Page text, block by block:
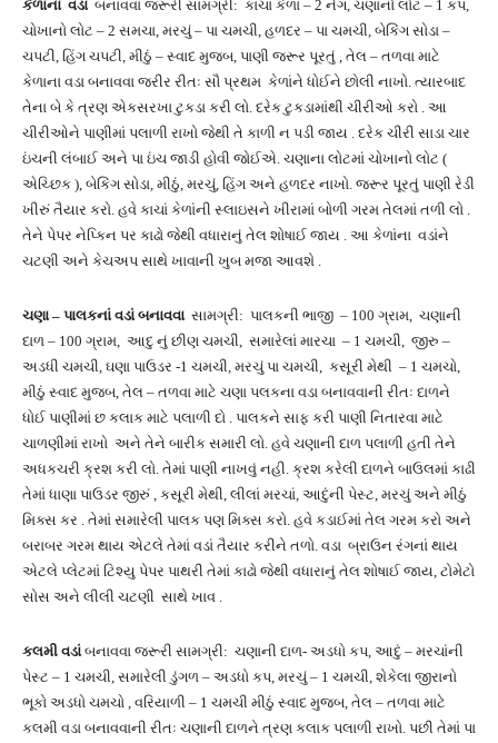
કેળાંના વડાંબનાવવા જરૂરી સામગ્રી: કાચાં કેળા – 2 નંગ, ચણાનો લોટ – 1 કપ,
ચોખાનો લોટ – 2 સમચા, મરચું – પા ચમચી, હળદર – પા ચમચી, બેકિંગ સોડા –
ચપટી, હિંગ ચપટી, મીઠું – સ્વાદ મુજબ, પાણી જરૂર પૂરતું , તેલ – તળવા માટે
કેળાના વડા બનાવવા જરીર રીતઃ સૌ પ્રથમ કેળાંને ધોઈને છોલી નાખો. ત્યારબાદ
તેના બે કે ત્રણ એકસરખા ટુકડા કરી લો. દરેક ટુકડામાંથી ચીરીઓ કરો . આ
ચીરીઓને પાણીમાં પલાળી રાખો જેથી તે કાળી ન પડી જાય . દરેક ચીરી સાડા ચાર
ઇંચની લંબાઈ અને પા ઇંચ જાડી હોવી જોઈએ. ચણાના લોટમાં ચોખાનો લોટ (
એચ્છિક ), બેકિંગ સોડા, મીઠું, મરચું, હિંગ અને હળદર નાખો. જરૂર પૂરતું પાણી રેડી
ખીરું તૈયાર કરો. હવે કાચાં કેળાંની સ્લાઇસને ખીરામાં બોળી ગરમ તેલમાં તળી લો .
તેને પેપર નેપ્કિન પર કાઢો જેથી વધારાનું તેલ શોષાઈ જાય . આ કેળાંના વડાંને
ચટણી અને કેચઅપ સાથે ખાવાની ખુબ મજા આવશે .
ચણા – પાલકનાં વડાં બનાવવા સામગ્રી: પાલકની ભાજી – 100 ગ્રામ, ચણાની
દાળ – 100 ગ્રામ, આદુ નું છીણ ચમચી, સમારેલાં મારચા – 1 ચમચી, જીરુ –
અડધી ચમચી, ઘણા પાઉડર -1 ચમચી, મરચું પા ચમચી, કસૂરી મેથી – 1 ચમચો,
મીઠું સ્વાદ મુજબ, તેલ – તળવા માટે ચણા પલકના વડા બનાવવાની રીતઃ દાળને
ધોઈ પાણીમાં છ કલાક માટે પલાળી દો . પાલકને સાફ કરી પાણી નિતારવા માટે
ચાળણીમાં રાખો અને તેને બારીક સમારી લો. હવે ચણાની દાળ પલાળી હતી તેને
અધકચરી ક્રશ કરી લો. તેમાં પાણી નાખવું નહી. ક્રશ કરેલી દાળને બાઉલમાં કાઢી
તેમાં ધાણા પાઉડર જીરું , કસૂરી મેથી, લીલાં મરચાં, આદુંની પેસ્ટ, મરચું અને મીઠું
મિક્સ કર . તેમાં સમારેલી પાલક પણ મિક્સ કરો. હવે કડાઈમાં તેલ ગરમ કરો અને
બરાબર ગરમ થાય એટલે તેમાં વડાં તૈયાર કરીને તળો. વડા બ્રાઉન રંગનાં થાય
એટલે પ્લેટમાં ટિશ્યુ પેપર પાથરી તેમાં કાઢો જેથી વધારાનું તેલ શોષાઈ જાય, ટોમેટો
સોસ અને લીલી ચટણી સાથે ખાવ .
કલમી વડાંબનાવવા જરૂરી સામગ્રી: ચણાની દાળ- અડધો કપ, આદું – મરચાંની
પેસ્ટ – 1 ચમચી, સમારેલી ડુંગળ – અડધો કપ, મરચું – 1 ચમચી, શેકેલા જીરાનો
ભૂકો અડધો ચમચો , વરિયાળી – 1 ચમચી મીઠું સ્વાદ મુજબ, તેલ – તળવા માટે
કલમી વડા બનાવવાની રીતઃ ચણાની દાળને ત્રણ કલાક પલાળી રાખો. પછી તેમાં પા